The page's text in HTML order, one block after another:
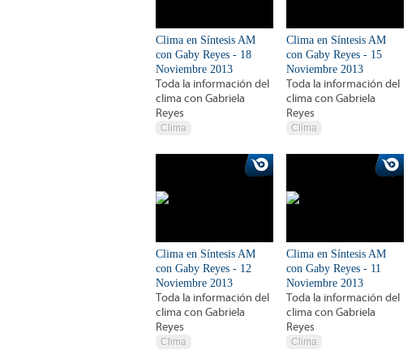
Clima en Síntesis AM
con Gaby Reyes - 18
Noviembre 2013
Toda la información del
clima con Gabriela
Reyes
Clima
Clima en Síntesis AM
con Gaby Reyes - 15
Noviembre 2013
Toda la información del
clima con Gabriela
Reyes
Clima
Clima en Síntesis AM
con Gaby Reyes - 12
Noviembre 2013
Toda la información del
clima con Gabriela
Reyes
Clima
Clima en Síntesis AM
con Gaby Reyes - 11
Noviembre 2013
Toda la información del
clima con Gabriela
Reyes
Clima